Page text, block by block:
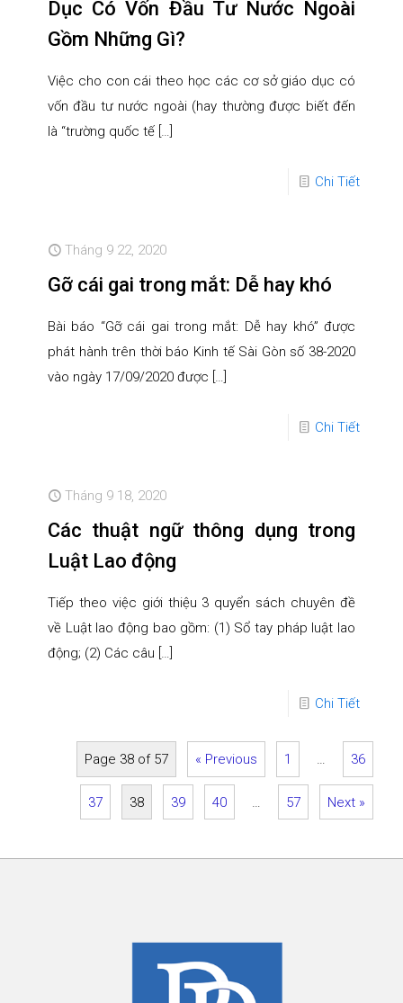
Dục Có Vốn Đầu Tư Nước Ngoài
Gồm Những Gì?
Việc cho con cái theo học các cơ sở giáo dục có
vốn đầu tư nước ngoài (hay thường được biết đến
là “trường quốc tế […]
Chi Tiết
Tháng 9 22, 2020
Gỡ cái gai trong mắt: Dễ hay khó
Bài báo “Gỡ cái gai trong mắt: Dễ hay khó” được
phát hành trên thời báo Kinh tế Sài Gòn số 38-2020
vào ngày 17/09/2020 được […]
Chi Tiết
Tháng 9 18, 2020
Các thuật ngữ thông dụng trong
Luật Lao động
Tiếp theo việc giới thiệu 3 quyển sách chuyên đề
về Luật lao động bao gồm: (1) Sổ tay pháp luật lao
động; (2) Các câu […]
Chi Tiết
Page 38 of 57 « Previous 1 … 36
37 38 39 40 … 57 Next »